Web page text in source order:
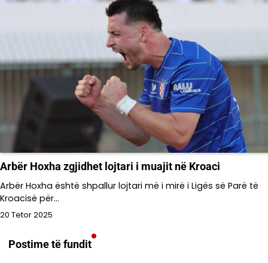
Arbër Hoxha zgjidhet lojtari i muajit në Kroaci
Arbër Hoxha është shpallur lojtari më i mirë i Ligës së Parë të
Kroacisë për…
20 Tetor 2025
Postime të fundit